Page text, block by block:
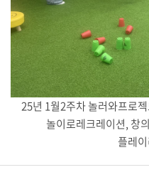
25년 1월2주차 놀러와프로
놀이로레크레이션, 창
플레